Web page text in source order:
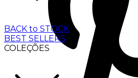
BACK to STOCK
BEST SELLERS
COLEÇÕES